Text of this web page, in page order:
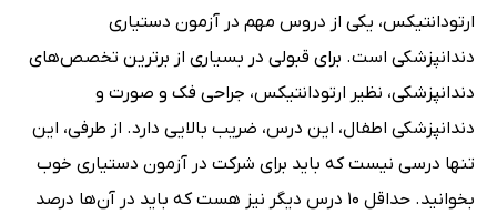
ارتودانتیکس، یکی از دروس مهم در آزمون دستیاری
دندانپزشکی است. برای قبولی در بسیاری از برترین تخصص‌های
دندانپزشکی، نظیر ارتودانتیکس، جراحی فک و صورت و
دندانپزشکی اطفال، این درس، ضریب بالایی دارد. از طرفی، این
تنها درسی نیست که باید برای شرکت در آزمون دستیاری خوب
بخوانید. حداقل 10 درس دیگر نیز هست که باید در آن‌ها درصد